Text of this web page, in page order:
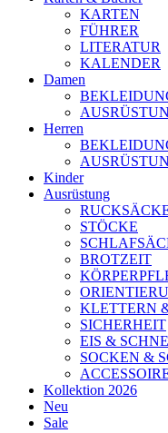
KARTEN
FÜHRER
LITERATUR
KALENDER
Damen
Herren
Kinder
Ausrüstung
STÖCKE
BROTZEIT
KLETTERN
SICHERHEIT
EIS &
SOCKEN &
Kollektion 2026
Neu
Sale